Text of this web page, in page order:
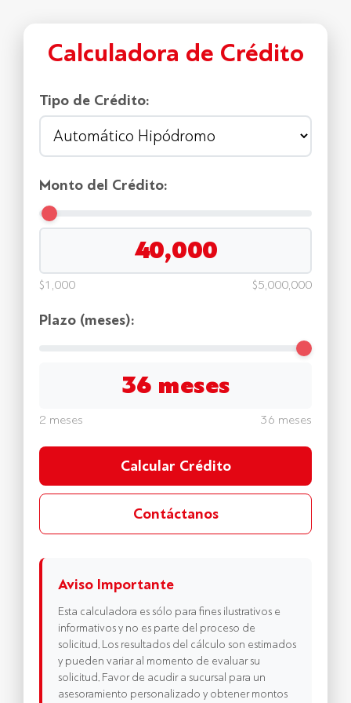
Calculadora de Crédito
Tipo de Crédito:
Monto del Crédito:
$1,000 $5,000,000
Plazo (meses):
36 meses
2 meses 36 meses
Calcular Crédito
Contáctanos
Aviso Importante
Esta calculadora es sólo para fines ilustrativos e
informativos y no es parte del proceso de
solicitud. Los resultados del cálculo son estimados
y pueden variar al momento de evaluar su
solicitud. Favor de acudir a sucursal para un
asesoramiento personalizado y obtener montos